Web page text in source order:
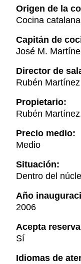
Origen de la
Cocina
Capitán de
José M.
Director de
Rubén Martínez
Propietario:
Rubén
Precio medio:
Medio
Situación:
Dentro del
Año
2006
Acepta
Sí
Idiomas de